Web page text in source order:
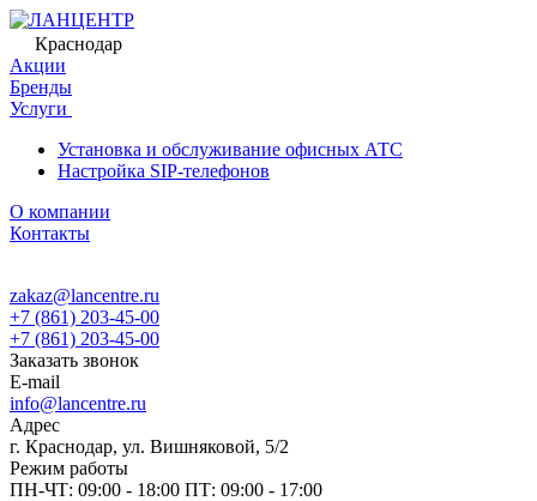
Краснодар
Акции
Бренды
Услуги
Установка и обслуживание офисных АТС
Настройка SIP-телефонов
О компании
Контакты
zakaz@lancentre.ru
+7 (861) 203-45-00
+7 (861) 203-45-00
Заказать звонок
E-mail
info@lancentre.ru
Адрес
г. Краснодар, ул. Вишняковой, 5/2
Режим работы
ПН-ЧТ: 09:00 - 18:00 ПТ: 09:00 - 17:00